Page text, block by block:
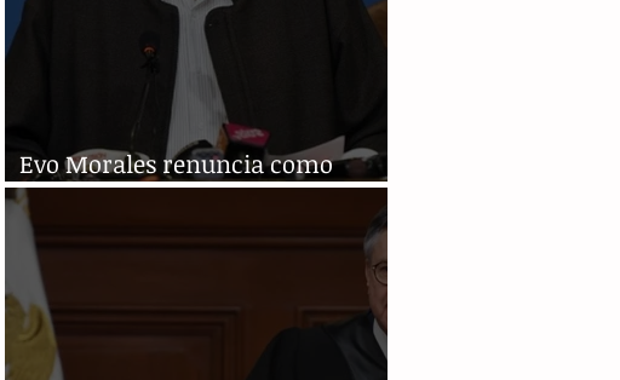
Evo Morales renuncia como
presidente de Bolivia